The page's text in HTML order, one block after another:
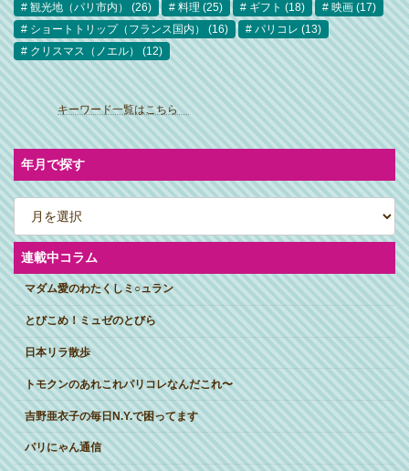
観光地（パリ市内）
(26) 料理 (25) ギフト (18) 映画 (17)
ショートトリップ（フランス国内）
(16) パリコレ (13)
クリスマス（ノエル）
(12)
ア
イ
コ
ン
リ
ン
ク
キーワード一覧はこちら
年月で探す
ア
ー
カ
イ
ブ連載中コラム
マダム愛のわたくしミ○ュラン
とびこめ！ミュゼのとびら
日本リラ散歩
トモクンのあれこれパリコレなんだこれ〜
吉野亜衣子の毎日N.Y.で困ってます
パリにゃん通信